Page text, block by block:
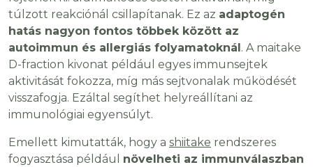
túlzott reakciónál csillapítanak. Ez az adaptogén
hatás nagyon fontos többek között az
autoimmun és allergiás folyamatoknál . A maitake
D-fraction kivonat például egyes immunsejtek
aktivitását fokozza, míg más sejtvonalak működését
visszafogja. Ezáltal segíthet helyreállítani az
immunológiai egyensúlyt.
Emellett kimutatták, hogy a shiitake rendszeres
fogyasztása például növelheti az immunválaszban